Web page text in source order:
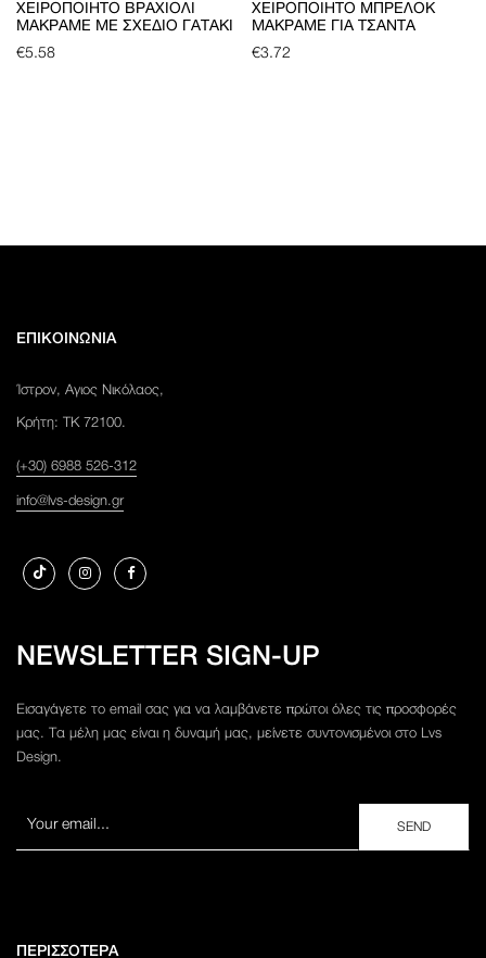
ΧΕΙΡΟΠΟΊΗΤΟ ΒΡΑΧΙΌΛΙ
ΜΑΚΡΑΜΈ ΜΕ ΣΧΈΔΙΟ ΓΑΤΆΚΙ
€5.58
ΧΕΙΡΟΠΟΊΗΤΟ ΜΠΡΕΛΌΚ
ΜΑΚΡΑΜΈ ΓΙΑ ΤΣΆΝΤΑ
€3.72
ΕΠΙΚΟΙΝΩΝΙΑ
Ίστρον, Αγιος Νικόλαος,
Κρήτη: ΤΚ 72100.
(+30) 6988 526-312
info@lvs-design.gr
NEWSLETTER SIGN-UP
Εισαγάγετε το email σας για να λαμβάνετε πρώτοι όλες τις προσφορές
μας. Τα μέλη μας είναι η δυναμή μας, μείνετε συντονισμένοι στο Lvs
Design.
ΠΕΡΙΣΣΟΤΕΡΑ